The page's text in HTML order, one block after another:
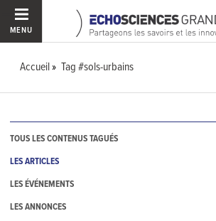
MENU
Accueil Tag #sols-urbains
TOUS LES CONTENUS TAGUÉS
LES ARTICLES
LES ÉVÉNEMENTS
LES ANNONCES